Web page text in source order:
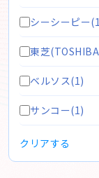
シーシーピー
東芝
ベルソス(1)
サンコー(1)
クリアする